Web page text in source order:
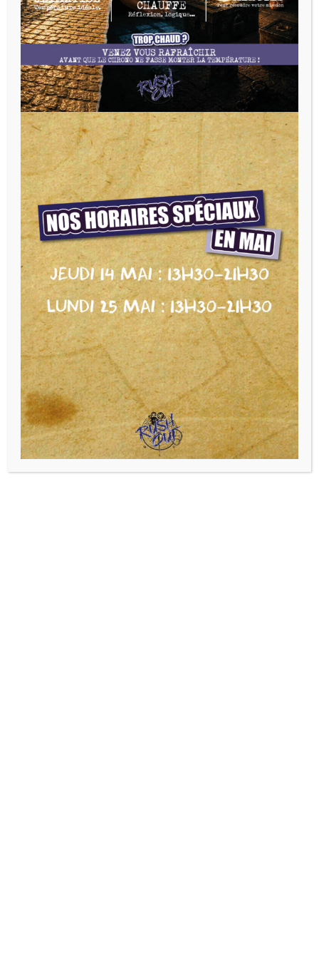
Évènements
Pro
Game Out
Ouverture possible en dehors des
horaires d’ouverture pour les
entreprises et les centres aérés
(uniquement sur demande) :
contact@rushout.fr